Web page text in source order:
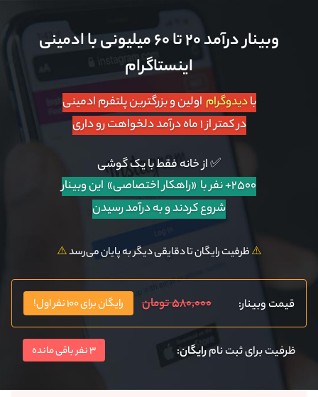
وبینار درآمد ۲۰ تا ۶۰ میلیونی با ادمینی
اینستاگرام
بادیدوگرام اولین و بزرگترین پلتفرم ادمینی
در کمتر از ۱ ماه درآمد دلخواهت رو داری
✅ از خانه فقط با یک گوشی
۲۵۰۰+ نفر با «راهکار اختصاصی»
این وبینار
شروع کردند و به درآمد رسیدن
⚠️ظرفیت رایگان تا دقایقی دیگر به پایان می‌رسد⚠️
قیمت وبینار: ۵۸۰,۰۰۰ تومان رایگان برای ۱۰۰ نفر اول!
ظرفیت برای ثبت نامرایگان: 3 نفر باقی مانده